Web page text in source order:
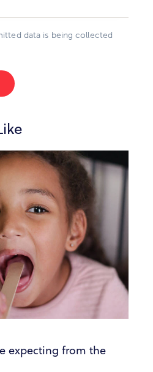
data is being collected
expecting from the